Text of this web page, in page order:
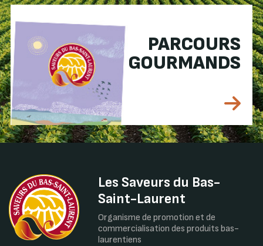
PARCOURS
GOURMANDS
Les Saveurs du Bas-
Saint-Laurent
Organisme de promotion et de
commercialisation des produits bas-
laurentiens